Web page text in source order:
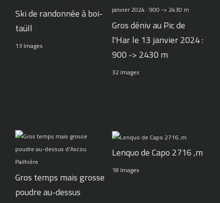
Ski de randonnée à boi-
taüll
13 Images
Gros déniv au Pic de
l'Har le 13 janvier 2024 :
900 -> 2430 m
32 Images
Gros temps mais grosse
poudre au-dessus
Lenquo de Capo 2716 ,m
18 Images